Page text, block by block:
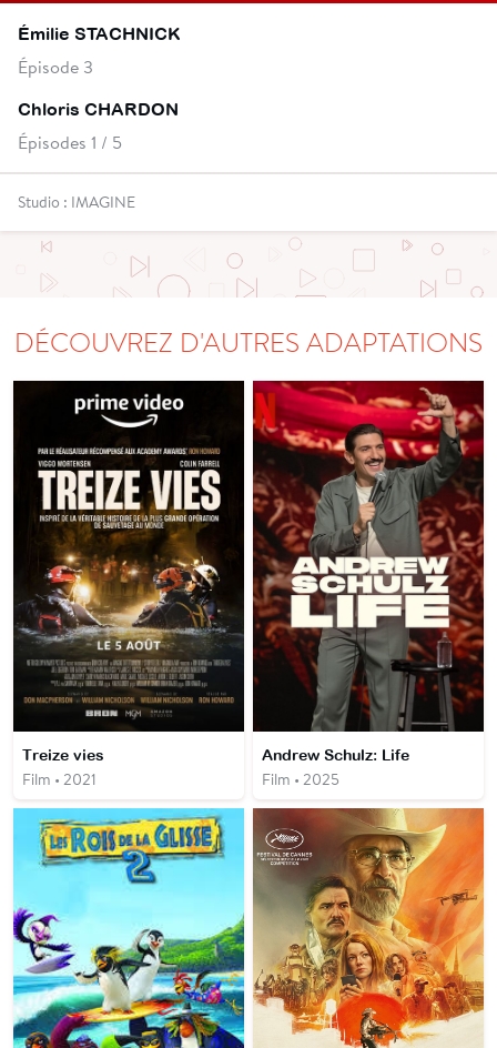
Émilie STACHNICK
Épisode 3
Chloris CHARDON
Épisodes 1 / 5
Studio : IMAGINE
DÉCOUVREZ D'AUTRES ADAPTATIONS
Treize vies
Film • 2021
Andrew Schulz: Life
Film • 2025